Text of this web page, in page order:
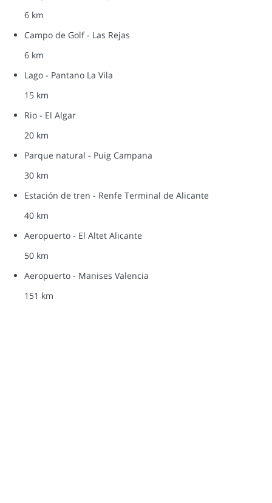
6 km
Campo de Golf - Las Rejas
6 km
Lago - Pantano La Vila
15 km
Rio - El Algar
20 km
Parque natural - Puig Campana
30 km
Estación de tren - Renfe Terminal de Alicante
40 km
Aeropuerto - El Altet Alicante
50 km
Aeropuerto - Manises Valencia
151 km